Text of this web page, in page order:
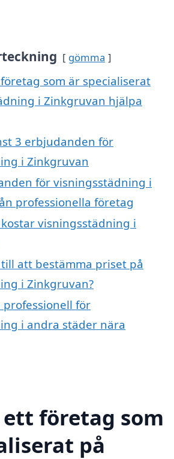
gömma
som är specialiserat
i Zinkgruvan hjälpa
3 erbjudanden för
i Zinkgruvan
för visningsstädning i
professionella företag
visningsstädning i
att bestämma priset på
i Zinkgruvan?
professionell för
i andra städer nära
företag som
på